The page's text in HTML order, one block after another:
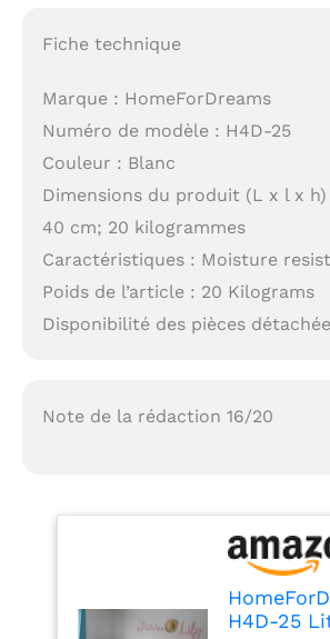
Fiche technique
Marque : HomeForDreams
Numéro de modèle : H4D-25
Couleur : Blanc
Dimensions du produit (L x l x h)
40 cm; 20 kilogrammes
Caractéristiques : Moisture
Poids de l’article : 20 Kilograms
Disponibilité des pièces
Note de la rédaction 16/20
H4D-25